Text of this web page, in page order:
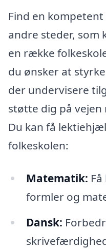
Find en
andre steder, som
en række
du ønsker at
der undervisere
støtte dig på
Du kan få
folkeskolen:
Matematik:
formler og
Dansk: